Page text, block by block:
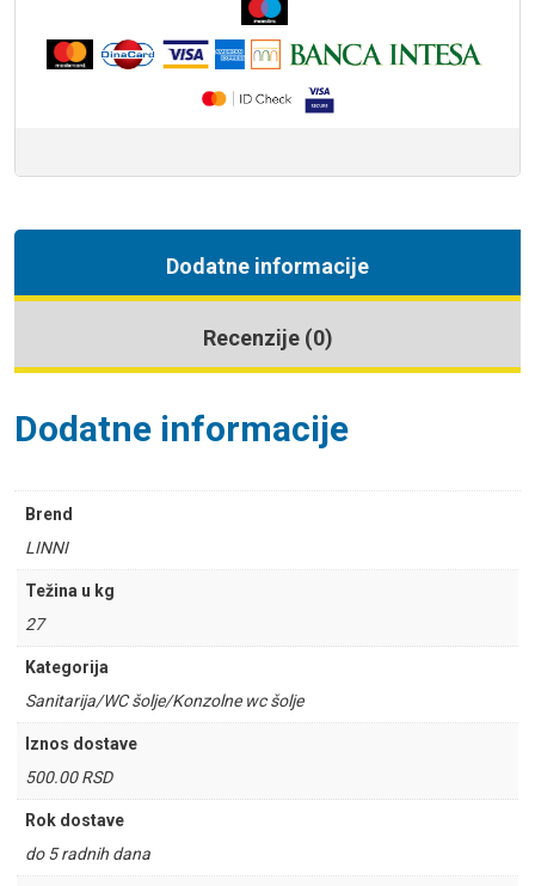
količina
Dodatne informacije
Recenzije (0)
Dodatne informacije
Brend
LINNI
Težina u kg
27
Kategorija
Sanitarija/WC šolje/Konzolne wc šolje
Iznos dostave
500.00 RSD
Rok dostave
do 5 radnih dana